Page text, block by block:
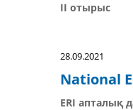
II отырыс
28.09.2021
National
ERI апталық